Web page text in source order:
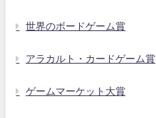
世界のボードゲーム賞
アラカルト・カードゲーム賞
ゲームマーケット大賞